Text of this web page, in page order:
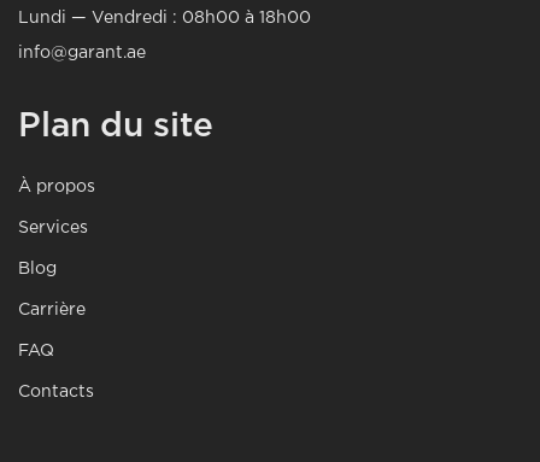
Lundi — Vendredi : 08h00 à 18h00
info@garant.ae
Plan du site
À propos
Services
Blog
Carrière
FAQ
Contacts